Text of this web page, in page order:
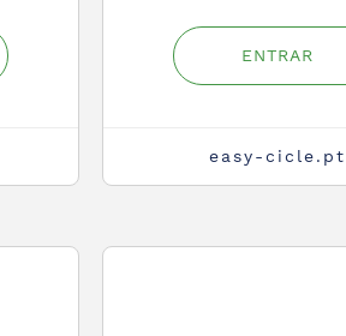
ENTRAR
easy-cicle.pt